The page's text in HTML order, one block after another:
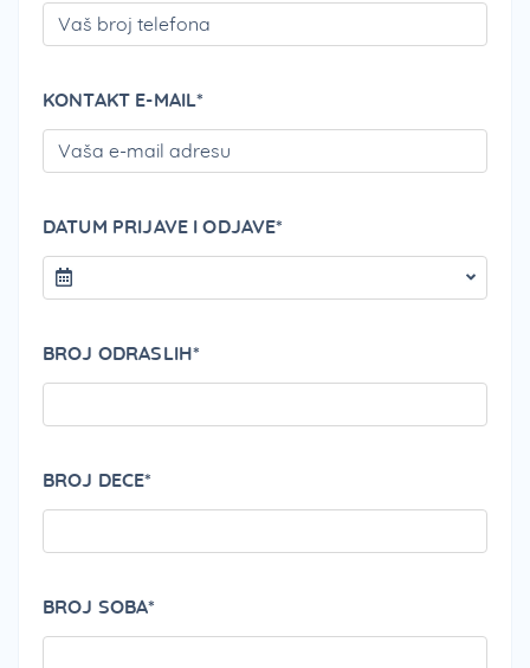
KONTAKT E-MAIL*
DATUM PRIJAVE I ODJAVE*
BROJ ODRASLIH*
BROJ DECE*
BROJ SOBA*